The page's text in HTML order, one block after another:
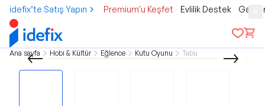
idefix’te Satış Yapın Premium'u Keşfet Evlilik Destek
Ana sayfa Hobi & Kültür Eğlence Kutu Oyunu Tabu